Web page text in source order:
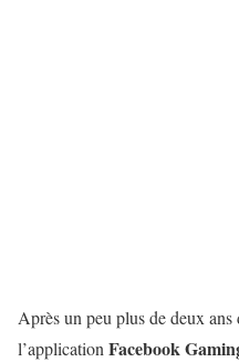
Après un peu plus de deux
l’application Facebook